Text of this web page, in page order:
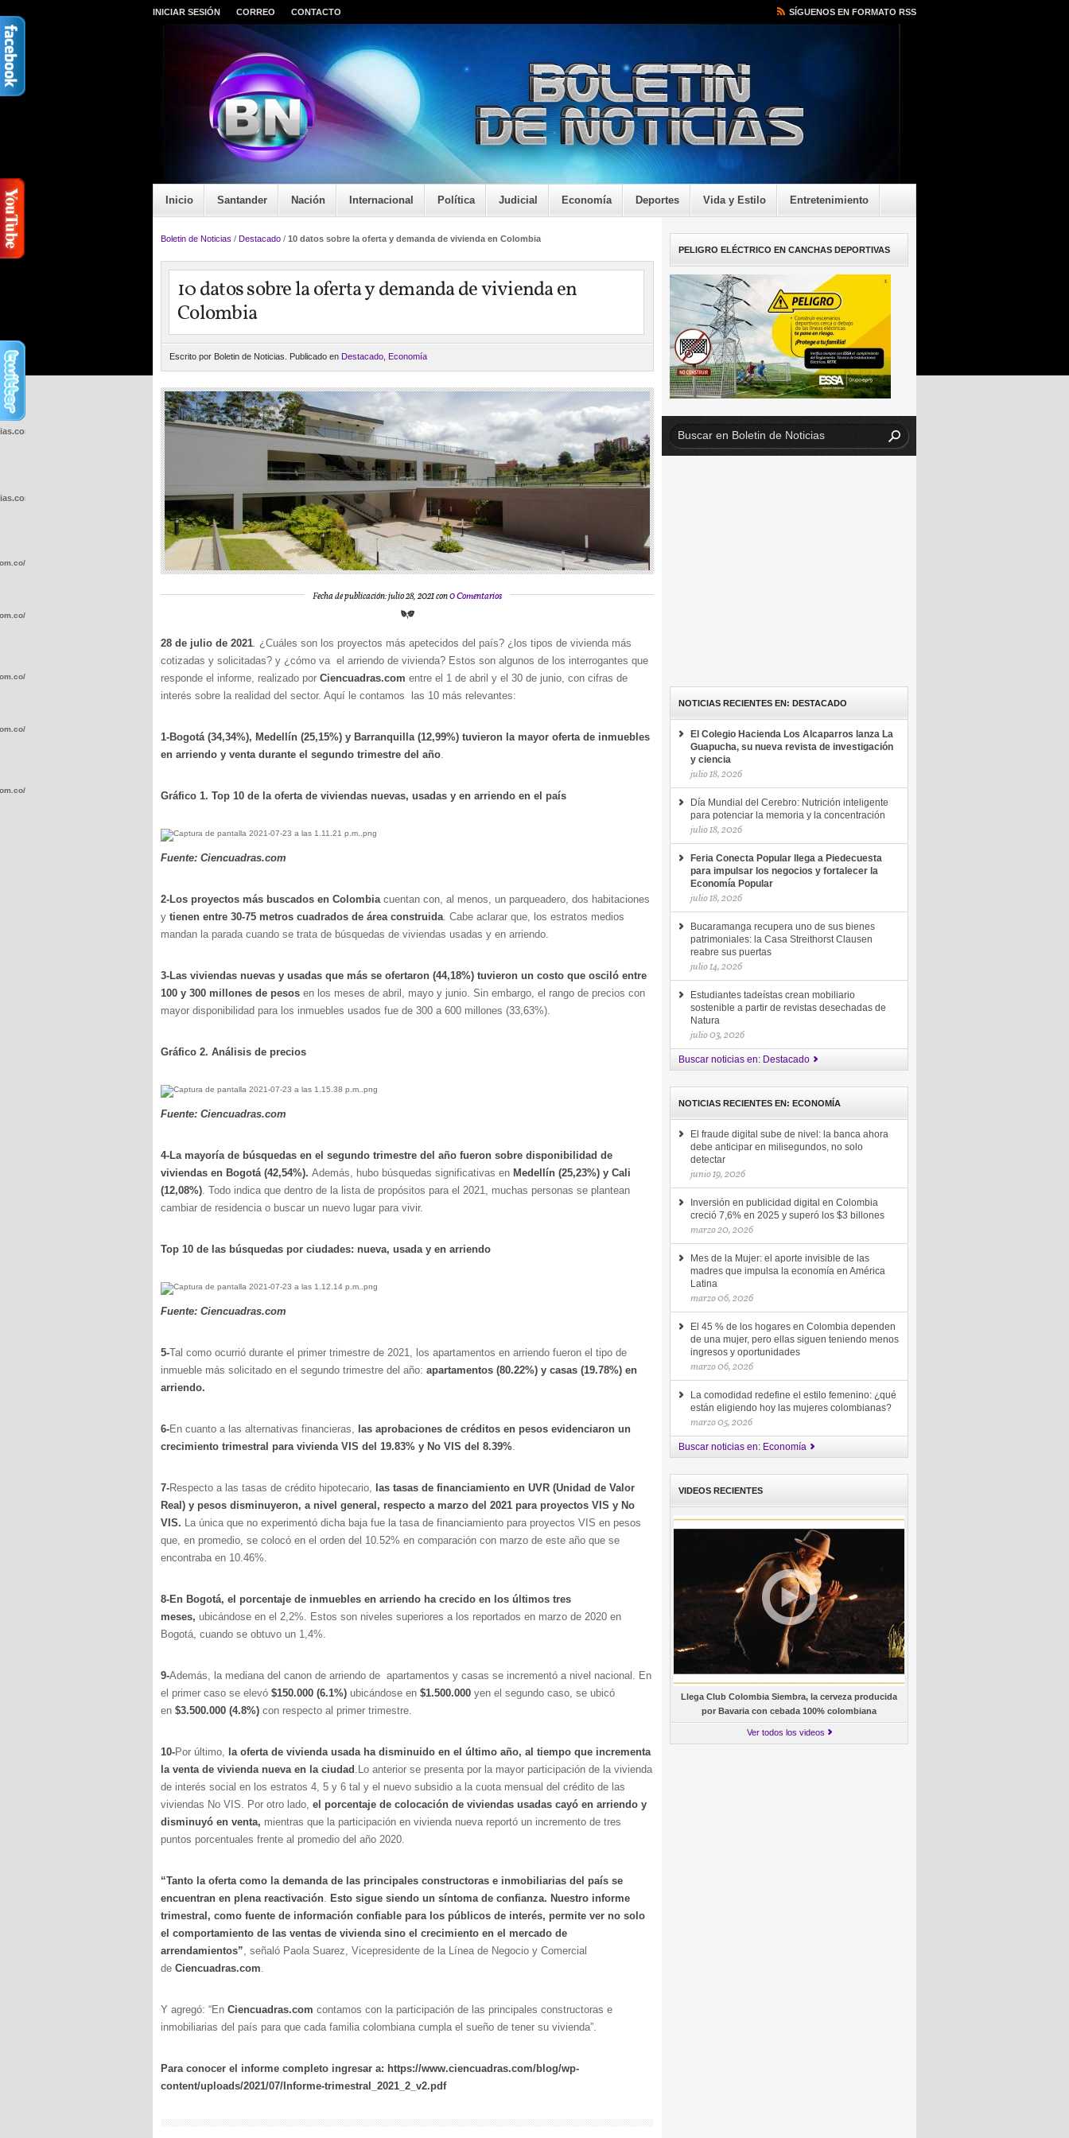
INICIAR SESIÓN CORREO CONTACTO SÍGUENOS EN FORMATO RSS
Inicio Santander Nación Internacional Política Judicial Economía Deportes Vida y Estilo Entretenimiento
Boletin de Noticias / Destacado / 10 datos sobre la oferta y demanda de vivienda en Colombia
10 datos sobre la oferta y demanda de vivienda en
Colombia
Escrito por Boletin de Noticias. Publicado en Destacado Economía
Fecha de publicación: julio 28, 2021 con0 Comentarios
28 de julio de 2021. ¿Cuáles son los proyectos más apetecidos del país? ¿los tipos de vivienda más
cotizadas y solicitadas? y ¿cómo va el arriendo de vivienda? Estos son algunos de los interrogantes que
responde el informe, realizado por Ciencuadras.com entre el 1 de abril y el 30 de junio, con cifras de
interés sobre la realidad del sector. Aquí le contamos las 10 más relevantes:
1-Bogotá (34,34%), Medellín (25,15%) y Barranquilla (12,99%) tuvieron la mayor oferta de inmuebles
en arriendo y venta durante el segundo trimestre del año.
Gráfico 1. Top 10 de la oferta de viviendas nuevas, usadas y en arriendo en el país
Fuente: Ciencuadras.com
2-Los proyectos más buscados en Colombia cuentan con, al menos, un parqueadero, dos habitaciones
y tienen entre 30-75 metros cuadrados de área construida. Cabe aclarar que, los estratos medios
mandan la parada cuando se trata de búsquedas de viviendas usadas y en arriendo.
3-Las viviendas nuevas y usadas que más se ofertaron (44,18%) tuvieron un costo que osciló entre
100 y 300 millones de pesos en los meses de abril, mayo y junio. Sin embargo, el rango de precios con
mayor disponibilidad para los inmuebles usados fue de 300 a 600 millones (33,63%).
Gráfico 2. Análisis de precios
Fuente: Ciencuadras.com
4-La mayoría de búsquedas en el segundo trimestre del año fueron sobre disponibilidad de
viviendas en Bogotá (42,54%). Además, hubo búsquedas significativas en Medellín (25,23%) y Cali
(12,08%). Todo indica que dentro de la lista de propósitos para el 2021, muchas personas se plantean
cambiar de residencia o buscar un nuevo lugar para vivir.
Top 10 de las búsquedas por ciudades: nueva, usada y en arriendo
Fuente: Ciencuadras.com
5-Tal como ocurrió durante el primer trimestre de 2021, los apartamentos en arriendo fueron el tipo de
inmueble más solicitado en el segundo trimestre del año: apartamentos (80.22%) y casas (19.78%) en
arriendo.
6-En cuanto a las alternativas financieras, las aprobaciones de créditos en pesos evidenciaron un
crecimiento trimestral para vivienda VIS del 19.83% y No VIS del 8.39%.
7-Respecto a las tasas de crédito hipotecario, las tasas de financiamiento en UVR (Unidad de Valor
Real) y pesos disminuyeron, a nivel general, respecto a marzo del 2021 para proyectos VIS y No
VIS. La única que no experimentó dicha baja fue la tasa de financiamiento para proyectos VIS en pesos
que, en promedio, se colocó en el orden del 10.52% en comparación con marzo de este año que se
encontraba en 10.46%.
8-En Bogotá, el porcentaje de inmuebles en arriendo ha crecido en los últimos tres
meses, ubicándose en el 2,2%. Estos son niveles superiores a los reportados en marzo de 2020 en
Bogotá, cuando se obtuvo un 1,4%.
9-Además, la mediana del canon de arriendo de apartamentos y casas se incrementó a nivel nacional. En
el primer caso se elevó $150.000 (6.1%) ubicándose en $1.500.000 yen el segundo caso, se ubicó
en $3.500.000 (4.8%) con respecto al primer trimestre.
10-Por último, la oferta de vivienda usada ha disminuido en el último año, al tiempo que incrementa
la venta de vivienda nueva en la ciudad .Lo anterior se presenta por la mayor participación de la vivienda
de interés social en los estratos 4, 5 y 6 tal y el nuevo subsidio a la cuota mensual del crédito de las
viviendas No VIS. Por otro lado, el porcentaje de colocación de viviendas usadas cayó en arriendo y
disminuyó en venta, mientras que la participación en vivienda nueva reportó un incremento de tres
puntos porcentuales frente al promedio del año 2020.
“Tanto la oferta como la demanda de las principales constructoras e inmobiliarias del país se
encuentran en plena reactivación. Esto sigue siendo un síntoma de confianza. Nuestro informe
trimestral, como fuente de información confiable para los públicos de interés, permite ver no solo
el comportamiento de las ventas de vivienda sino el crecimiento en el mercado de
arrendamientos”, señaló Paola Suarez, Vicepresidente de la Línea de Negocio y Comercial
de Ciencuadras.com.
Y agregó: “En Ciencuadras.com contamos con la participación de las principales constructoras e
inmobiliarias del país para que cada familia colombiana cumpla el sueño de tener su vivienda”.
Para conocer el informe completo ingresar a: https://www.ciencuadras.com/blog/wp-
content/uploads/2021/07/Informe-trimestral_2021_2_v2.pdf
PELIGRO ELÉCTRICO EN CANCHAS DEPORTIVAS
NOTICIAS RECIENTES EN: DESTACADO
El Colegio Hacienda Los Alcaparros lanza La
Guapucha, su nueva revista de investigación
y ciencia
julio 18, 2026
Día Mundial del Cerebro: Nutrición inteligente
para potenciar la memoria y la concentración
julio 18, 2026
Feria Conecta Popular llega a Piedecuesta
para impulsar los negocios y fortalecer la
Economía Popular
julio 18, 2026
Bucaramanga recupera uno de sus bienes
patrimoniales: la Casa Streithorst Clausen
reabre sus puertas
julio 14, 2026
Estudiantes tadeístas crean mobiliario
sostenible a partir de revistas desechadas de
Natura
julio 03, 2026
Buscar noticias en: Destacado
NOTICIAS RECIENTES EN: ECONOMÍA
El fraude digital sube de nivel: la banca ahora
debe anticipar en milisegundos, no solo
detectar
junio 19, 2026
Inversión en publicidad digital en Colombia
creció 7,6% en 2025 y superó los $3 billones
marzo 20, 2026
Mes de la Mujer: el aporte invisible de las
madres que impulsa la economía en América
Latina
marzo 06, 2026
El 45 % de los hogares en Colombia dependen
de una mujer, pero ellas siguen teniendo menos
ingresos y oportunidades
marzo 06, 2026
La comodidad redefine el estilo femenino: ¿qué
están eligiendo hoy las mujeres colombianas?
marzo 05, 2026
Buscar noticias en: Economía
VIDEOS RECIENTES
Llega Club Colombia Siembra, la cerveza producida
por Bavaria con cebada 100% colombiana
Ver todos los videos
wp-
wp-
wp-
wp-
wp-
wp-
wp-